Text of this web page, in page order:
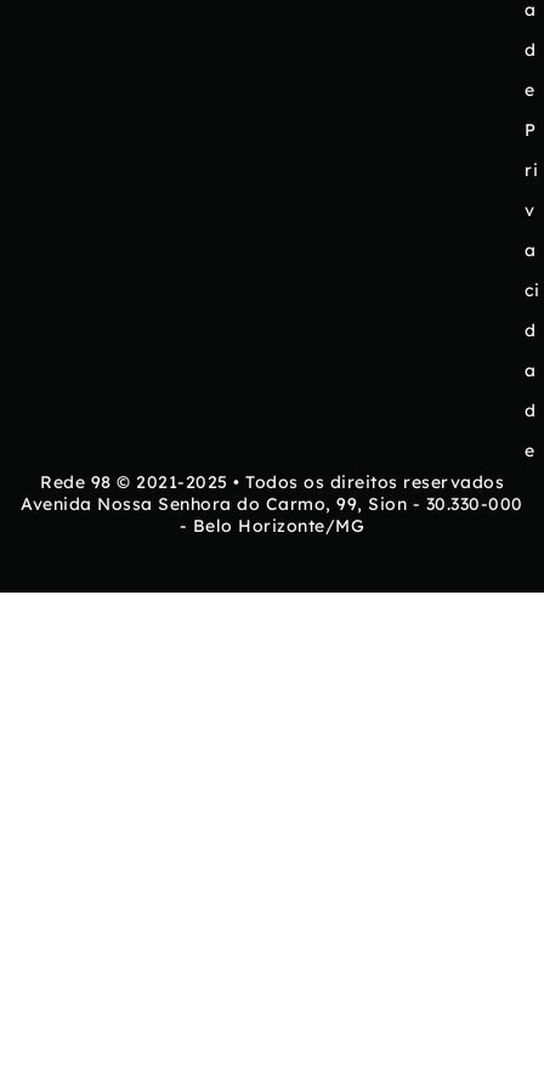
a
d
e
P
ri
v
a
ci
d
a
d
e
Rede 98 © 2021-2025 • Todos os direitos reservados
Avenida Nossa Senhora do Carmo, 99, Sion - 30.330-000
- Belo Horizonte/MG